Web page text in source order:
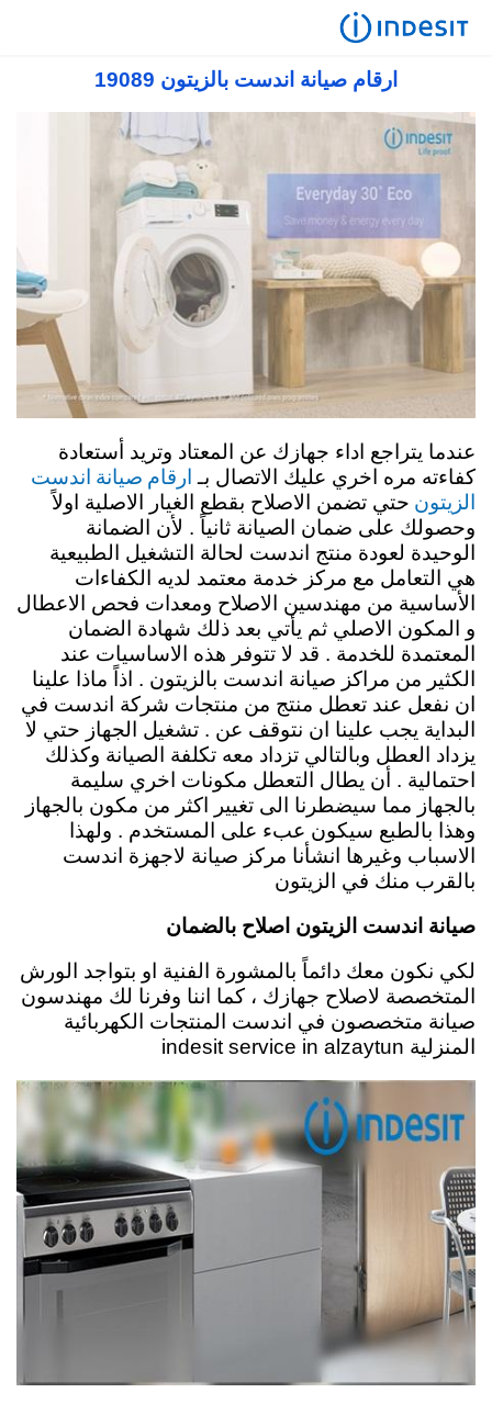
ارقام صيانة اندست بالزيتون 19089
عندما يتراجع اداء جهازك عن المعتاد وتريد أستعادة
كفاءته مره اخري عليك الاتصال بـ ارقام صيانة اندست
الزيتون حتي تضمن الاصلاح بقطع الغيار الاصلية اولاً
وحصولك على ضمان الصيانة ثانياً . لأن الضمانة
الوحيدة لعودة منتج اندست لحالة التشغيل الطبيعية
هي التعامل مع مركز خدمة معتمد لديه الكفاءات
الأساسية من مهندسين الاصلاح ومعدات فحص الاعطال
و المكون الاصلي ثم يأتي بعد ذلك شهادة الضمان
المعتمدة للخدمة . قد لا تتوفر هذه الاساسيات عند
الكثير من مراكز صيانة اندست بالزيتون . اذاً ماذا علينا
ان نفعل عند تعطل منتج من منتجات شركة اندست في
البداية يجب علينا ان نتوقف عن . تشغيل الجهاز حتي لا
يزداد العطل وبالتالي تزداد معه تكلفة الصيانة وكذلك
احتمالية . أن يطال التعطل مكونات اخري سليمة
بالجهاز مما سيضطرنا الى تغيير اكثر من مكون بالجهاز
وهذا بالطبع سيكون عبء على المستخدم . ولهذا
الاسباب وغيرها انشأنا مركز صيانة لاجهزة اندست
بالقرب منك في الزيتون
صيانة اندست الزيتون اصلاح بالضمان
لكي نكون معك دائماً بالمشورة الفنية او بتواجد الورش
المتخصصة لاصلاح جهازك ، كما اننا وفرنا لك مهندسون
صيانة متخصصون في اندست المنتجات الكهربائية
المنزلية indesit service in alzaytun
اندست توكيل معتمد